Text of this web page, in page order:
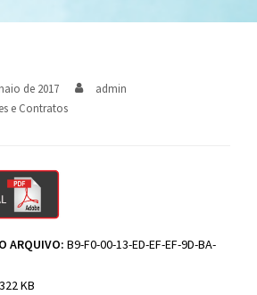
de 2017
admin
e Contratos
ARQUIVO: B9-F0-00-13-ED-EF-EF-9D-BA-
322 KB